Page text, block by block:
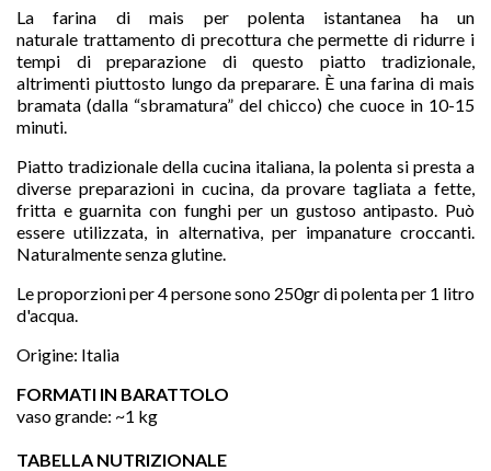

La farina di mais per polenta istantanea ha un
naturale trattamento di precottura che permette di ridurre i
tempi di preparazione di questo piatto tradizionale,
altrimenti piuttosto lungo da preparare. È una farina di mais
bramata (dalla “sbramatura” del chicco) che cuoce in 10-15
minuti.
Piatto tradizionale della cucina italiana, la polenta si presta a
diverse preparazioni in cucina, da provare tagliata a fette,
fritta e guarnita con funghi per un gustoso antipasto. Può
essere utilizzata, in alternativa, per impanature croccanti.
Naturalmente senza glutine.
Le proporzioni per 4 persone sono 250gr di polenta per 1 litro
d'acqua.
Origine: Italia
FORMATI IN BARATTOLO
vaso grande: ~1 kg
TABELLA NUTRIZIONALE